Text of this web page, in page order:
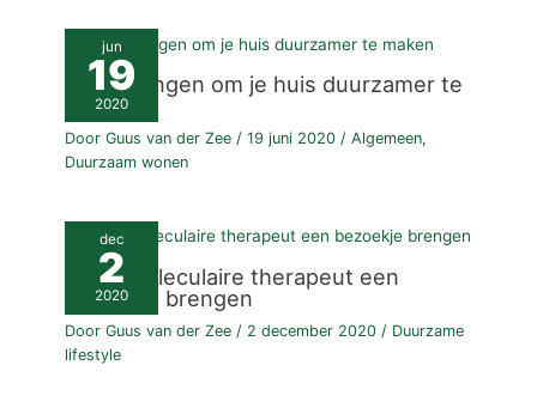
jun
19
2020
Kleine dingen om je huis duurzamer te
maken
DoorGuus van der Zee/19 juni 2020/Algemeen,
Duurzaam wonen
dec
2
2020
Orthomoleculaire therapeut een
bezoekje brengen
DoorGuus van der Zee/ 2 december 2020/ Duurzame
lifestyle